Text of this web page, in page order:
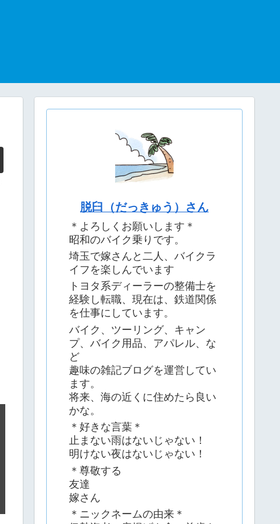
脱臼（だっきゅう）さん
＊よろしくお願いします＊
昭和のバイク乗りです。
埼玉で嫁さんと二人、バイクラ
イフを楽しんでいます
トヨタ系ディーラーの整備士を
経験し転職、現在は、鉄道関係
を仕事にしています。
バイク、ツーリング、キャン
プ、バイク用品、アパレル、な
ど
趣味の雑記ブログを運営してい
ます。
将来、海の近くに住めたら良い
かな。
＊好きな言葉＊
止まない雨はないじゃない！
明けない夜はないじゃない！
＊尊敬する
友達
嫁さん
＊ニックネームの由来＊